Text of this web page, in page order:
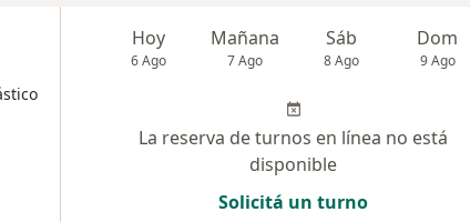
Hoy
6 Ago
Mañana
7 Ago
Sáb
8 Ago
Dom
9 Ago
La reserva de turnos en línea no está
disponible
Solicitá un turno